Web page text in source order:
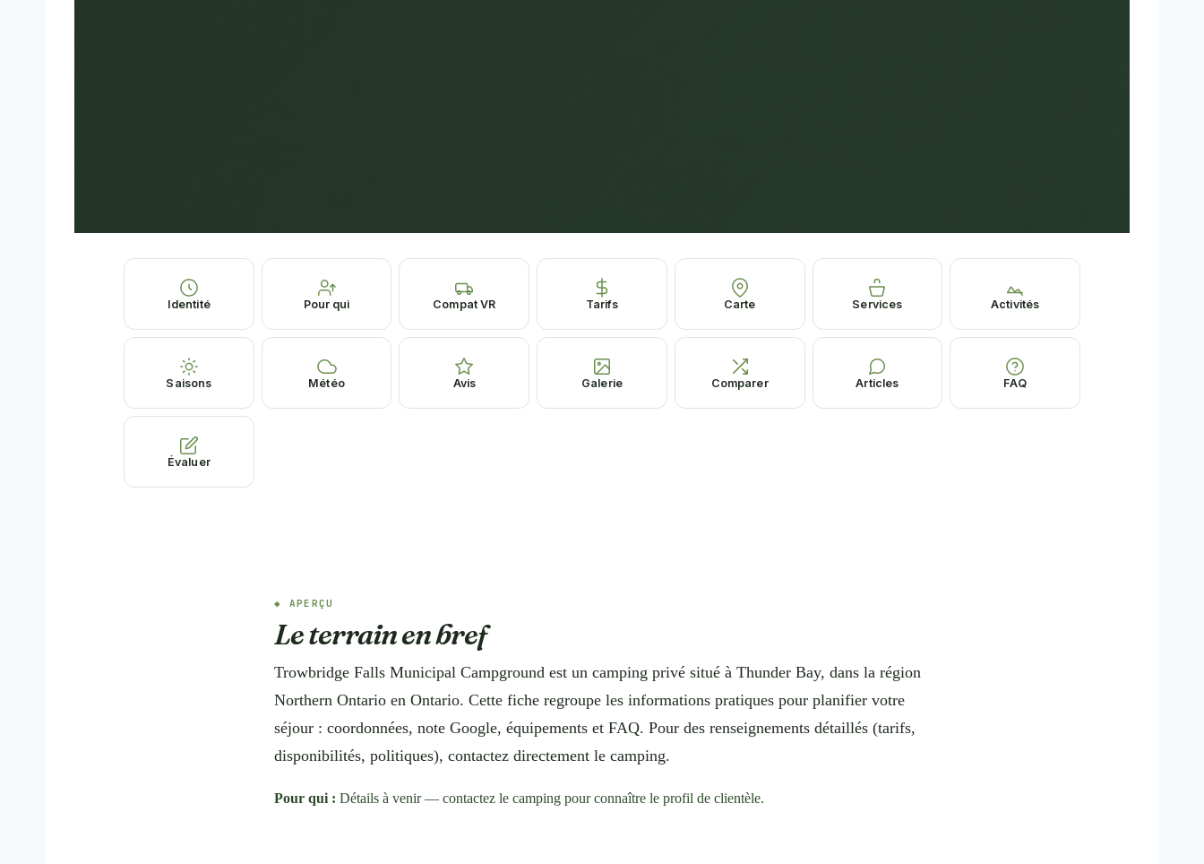
Identité Pour qui Compat VR Tarifs Carte Services Activités
Saisons Météo Avis Galerie Comparer Articles FAQ
Évaluer
APERÇU
Le terrain en bref
Trowbridge Falls Municipal Campground est un camping privé situé à Thunder Bay, dans la région
Northern Ontario en Ontario. Cette fiche regroupe les informations pratiques pour planifier votre
séjour : coordonnées, note Google, équipements et FAQ. Pour des renseignements détaillés (tarifs,
disponibilités, politiques), contactez directement le camping.
Pour qui : Détails à venir — contactez le camping pour connaître le profil de clientèle.